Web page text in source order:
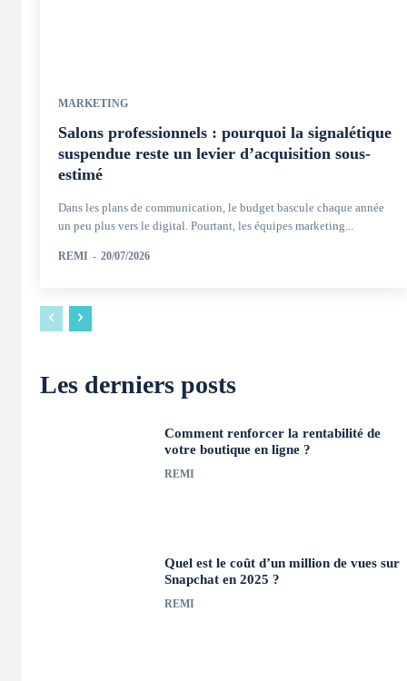
MARKETING
Salons professionnels : pourquoi la signalétique
suspendue reste un levier d’acquisition sous-
estimé
Dans les plans de communication, le budget bascule chaque année
un peu plus vers le digital. Pourtant, les équipes marketing...
REMI - 20/07/2026
Les derniers posts
Comment renforcer la rentabilité de
votre boutique en ligne ?
REMI
Quel est le coût d’un million de vues sur
Snapchat en 2025 ?
REMI